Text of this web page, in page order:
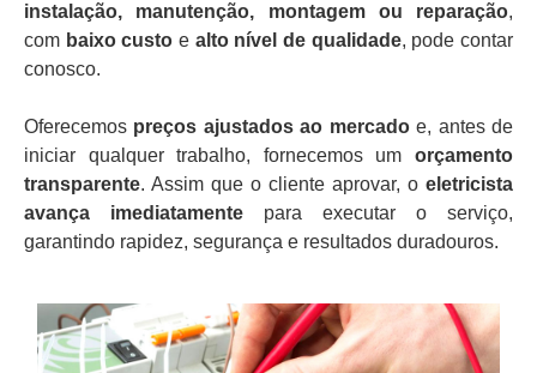
instalação, manutenção, montagem ou reparação,
com baixo custo e alto nível de qualidade, pode contar
conosco.
Oferecemos preços ajustados ao mercadoe, antes de
iniciar qualquer trabalho, fornecemos um orçamento
transparente. Assim que o cliente aprovar, o eletricista
avança imediatamente para executar o serviço,
garantindo rapidez, segurança e resultados duradouros.